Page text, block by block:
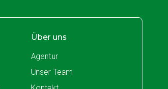
Über uns
Agentur
Unser Team